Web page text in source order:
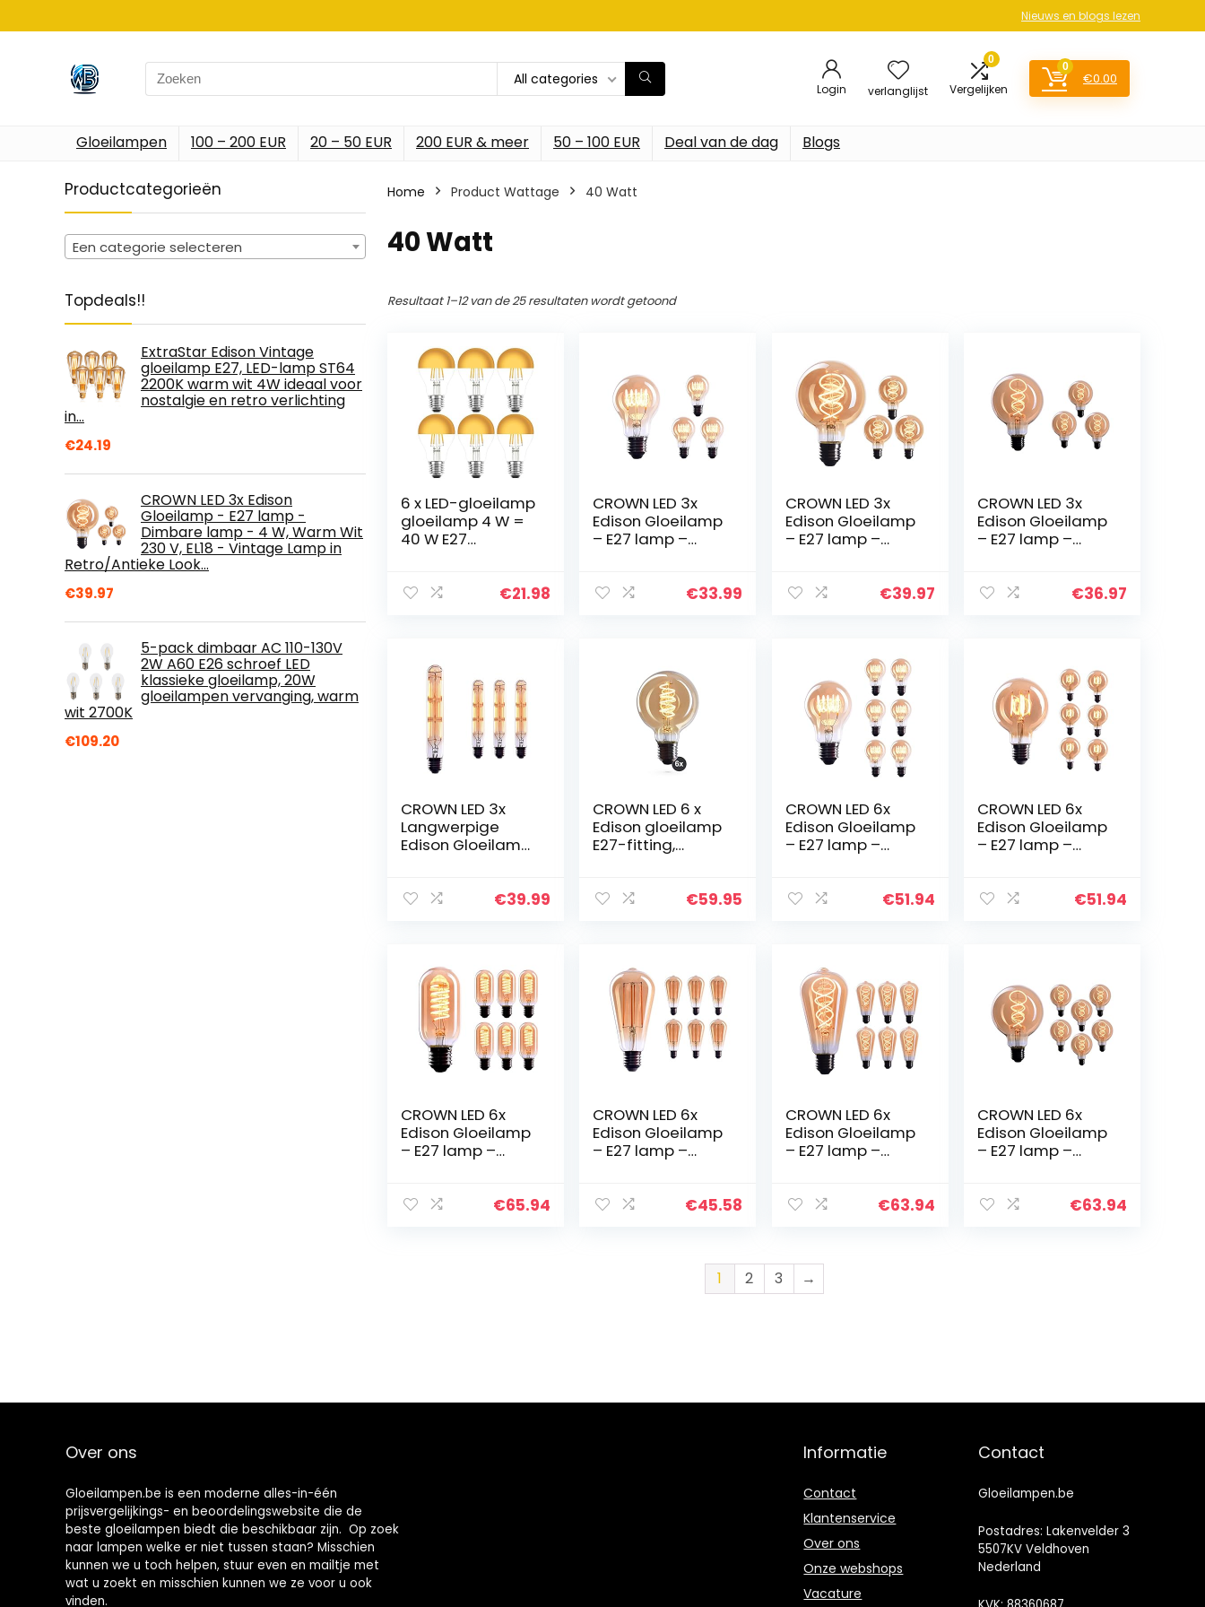
Nieuws en blogs lezen
Search
for:
All categories
Login verlanglijst
0
Vergelijken
0
€0.00
Gloeilampen 100 – 200 EUR 20 – 50 EUR 200 EUR & meer 50 – 100 EUR Deal van de dag Blogs
Productcategorieën
Een categorie selecteren
Topdeals!!
ExtraStar Edison Vintage
gloeilamp E27, LED-lamp ST64
2200K warm wit 4W ideaal voor
nostalgie en retro verlichting
in…
€24.19
CROWN LED 3x Edison
Gloeilamp - E27 lamp -
Dimbare lamp - 4 W, Warm Wit
230 V, EL18 - Vintage Lamp in
Retro/Antieke Look…
€39.97
5-pack dimbaar AC 110-130V
2W A60 E26 schroef LED
klassieke gloeilamp, 20W
gloeilampen vervanging, warm
wit 2700K
€109.20
Home Product Wattage ‎40 Watt
‎40 Watt
Resultaat 1–12 van de 25 resultaten wordt getoond
6 x LED-gloeilamp
gloeilamp 4 W =
40 W E27
2200 K retro
€21.98
CROWN LED 3x
Edison Gloeilamp
– E27 lamp –
V, EL03 – Vintage
€33.99
CROWN LED 3x
Edison Gloeilamp
– E27 lamp –
V, EL18 – Vintage
€39.97
CROWN LED 3x
Edison Gloeilamp
– E27 lamp –
V, EL19 – Vintage
€36.97
CROWN LED 3x
Langwerpige
Edison Gloeilamp
W, Warm Wit 230
€39.99
CROWN LED 6 x
Edison gloeilamp
E27-fitting,
230V, VS18, met
€59.95
CROWN LED 6x
Edison Gloeilamp
– E27 lamp –
V, EL03 – Vintage
€51.94
CROWN LED 6x
Edison Gloeilamp
– E27 lamp –
V, EL04 – Vintage
€51.94
CROWN LED 6x
Edison Gloeilamp
– E27 lamp –
V, EL06 – Vintage
€65.94
CROWN LED 6x
Edison Gloeilamp
– E27 lamp –
V, EL10 – Vintage
€45.58
CROWN LED 6x
Edison Gloeilamp
– E27 lamp –
V, EL17 – Vintage
Look…
€63.94
CROWN LED 6x
Edison Gloeilamp
– E27 lamp –
V, EL19 – Vintage
€63.94
1 2 3 →
Over ons
Gloeilampen.be is een moderne alles-in-één
prijsvergelijkings- en beoordelingswebsite die de
beste gloeilampen biedt die beschikbaar zijn. Op zoek
naar lampen welke er niet tussen staan? Misschien
kunnen we u toch helpen, stuur even en mailtje met
wat u zoekt en misschien kunnen we ze voor u ook
vinden.
Informatie
Contact
Klantenservice
Over ons
Onze webshops
Vacature
Contact
Gloeilampen.be
Postadres: Lakenvelder 3
5507KV Veldhoven
Nederland